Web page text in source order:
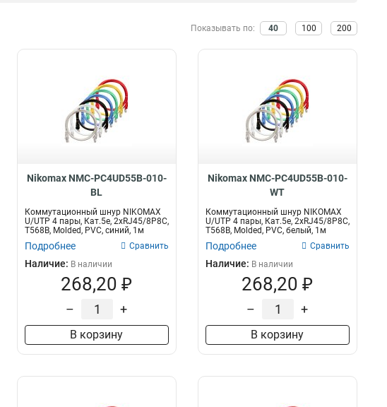
Желтый 22
100МГц 51
OS2 26
ОМ3 2
Допустимое
17кН 2
14кН 2
05кН 10
13кН 8
6кН 8
15кН 8
Кол-во волокон
Показывать по: 40 100 200
Nikomax NMC-PC4UD55B-010-
BL
Коммутационный шнур NIKOMAX
U/UTP 4 пары, Кат.5е, 2хRJ45/8P8C,
T568B, Molded, PVC, синий, 1м
Подробнее Сравнить
Наличие: В наличии
268,20 ₽
– +
В корзину
Nikomax NMC-PC4UD55B-010-
WT
Коммутационный шнур NIKOMAX
U/UTP 4 пары, Кат.5е, 2хRJ45/8P8C,
T568B, Molded, PVC, белый, 1м
Подробнее Сравнить
Наличие: В наличии
268,20 ₽
– +
В корзину